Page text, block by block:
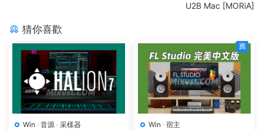
U2B Mac [MORiA]
猜你喜歡
Win · 音源 · 采樣器
Win · 宿主
薦